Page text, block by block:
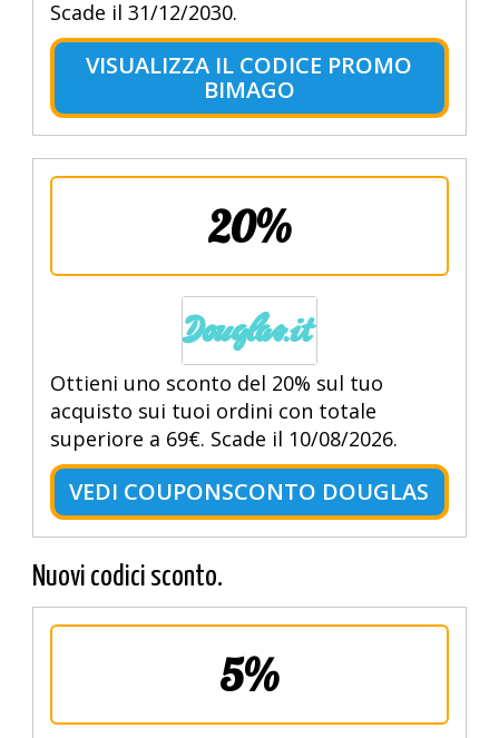
Scade il 31/12/2030.
VISUALIZZA IL CODICE PROMO
BIMAGO
20%
Ottieni uno sconto del 20% sul tuo
acquisto sui tuoi ordini con totale
superiore a 69€. Scade il 10/08/2026.
VEDI COUPONSCONTO DOUGLAS
Nuovi codici sconto.
5%